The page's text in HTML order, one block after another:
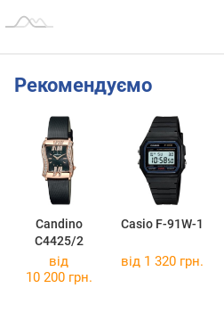
Рекомендуємо
Candino
C4425/2
Casio F-91W-1
від
10 200 грн.
від 1 320 грн.